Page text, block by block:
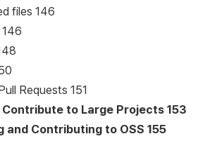
files 146
Requests 151
Contribute to Large Projects153
and Contributing to OSS 155